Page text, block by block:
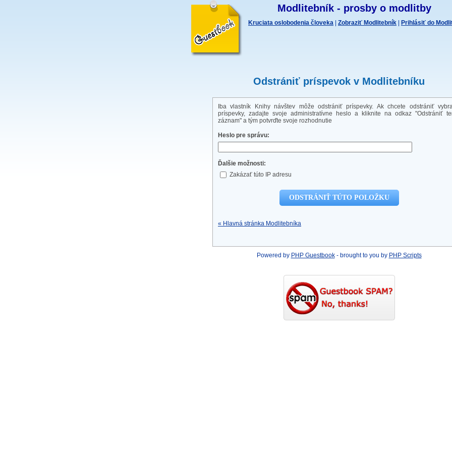
Modlitebník - prosby o modlitby
Kruciata oslobodenia človeka Zobraziť Modlitebník Prihlásiť do
Odstrániť príspevok v Modlitebníku
Iba vlastník Knihy návštev môže odstrániť príspevky. Ak chcete odstrániť
príspevky, zadajte svoje administratívne heslo a kliknite na odkaz "Odstrániť
záznam" a tým potvrďte svoje rozhodnutie
Heslo pre správu:
Ďalšie možnosti:
Zakázať túto IP adresu
« Hlavná stránka Modlitebníka
Powered by PHP Guestbook- brought to you by PHP Scripts